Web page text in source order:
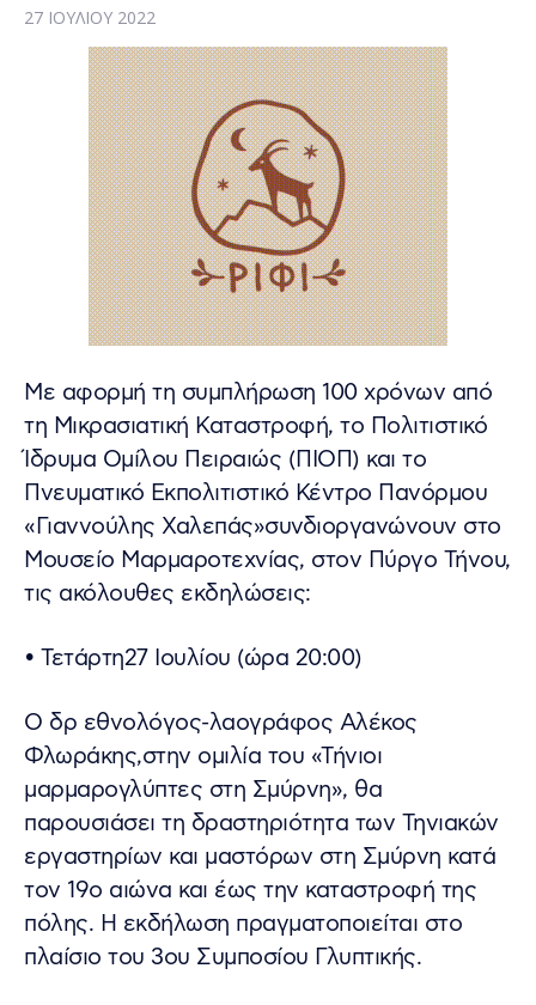
27 ΙΟΥΛΊΟΥ 2022
Mε αφορμή τη συμπλήρωση 100 χρόνων από
τη Μικρασιατική Καταστροφή, το Πολιτιστικό
Ίδρυμα Ομίλου Πειραιώς (ΠΙΟΠ) και το
Πνευματικό Εκπολιτιστικό Κέντρο Πανόρμου
«Γιαννούλης Χαλεπάς»συνδιοργανώνουν στο
Μουσείο Μαρμαροτεχνίας, στον Πύργο Τήνου,
τις ακόλουθες εκδηλώσεις:
• Τετάρτη27 Ιουλίου (ώρα 20:00)
Ο δρ εθνολόγος-λαογράφος Αλέκος
Φλωράκης,στην ομιλία του «Τήνιοι
μαρμαρογλύπτες στη Σμύρνη», θα
παρουσιάσει τη δραστηριότητα των Τηνιακών
εργαστηρίων και μαστόρων στη Σμύρνη κατά
τον 19ο αιώνα και έως την καταστροφή της
πόλης. Η εκδήλωση πραγματοποιείται στο
πλαίσιο του 3ου Συμποσίου Γλυπτικής.